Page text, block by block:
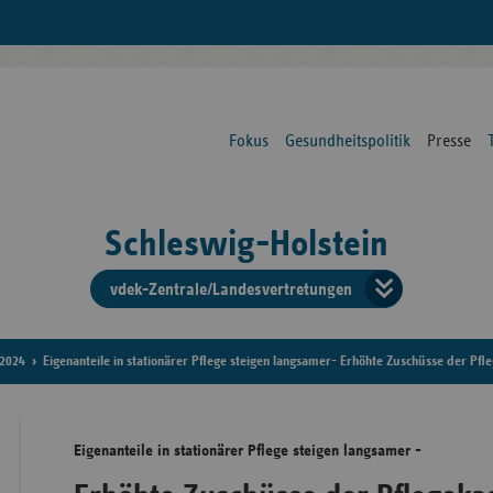
Fokus Gesundheitspolitik Presse
Schleswig-Holstein
vdek-Zentrale/Landesvertretungen
der
2024 Eigenanteile in stationärer Pflege steigen langsamer- Erhöhte Zuschüsse der
Eigenanteile in stationärer Pflege steigen langsamer -